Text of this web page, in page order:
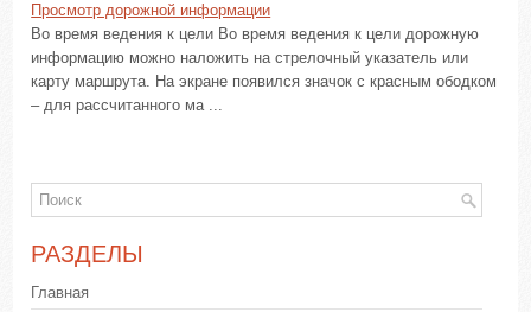
Просмотр дорожной информации
Во время ведения к цели Во время ведения к цели дорожную
информацию можно наложить на стрелочный указатель или
карту маршрута. На экране появился значок с красным ободком
– для рассчитанного ма ...
РАЗДЕЛЫ
Главная